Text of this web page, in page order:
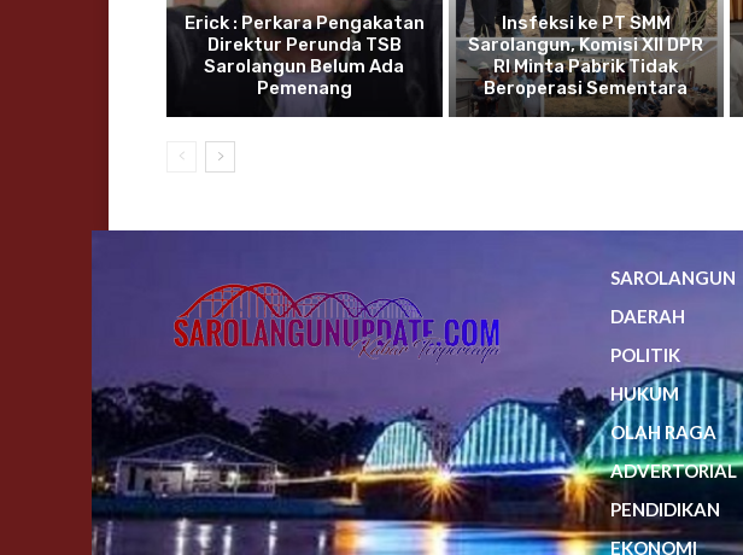
Erick : Perkara Pengakatan
Direktur Perunda TSB
Sarolangun Belum Ada
Pemenang
Insfeksi ke PT SMM
Sarolangun, Komisi XII DPR
RI Minta Pabrik Tidak
Beroperasi Sementara
SAROLANGUN
DAERAH
POLITIK
HUKUM
OLAH RAGA
ADVERTORIAL
PENDIDIKAN
EKONOMI